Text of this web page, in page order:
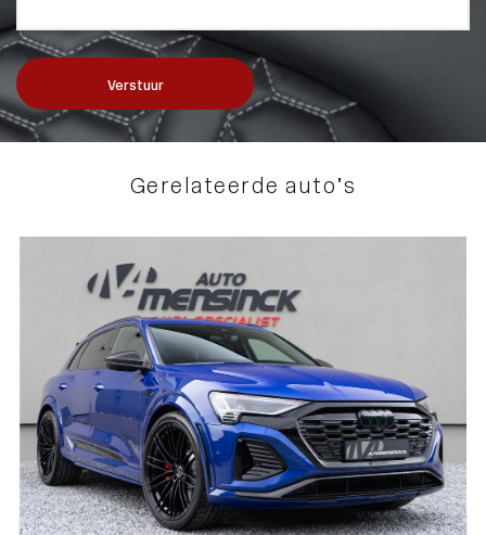
Verstuur
Gerelateerde auto’s